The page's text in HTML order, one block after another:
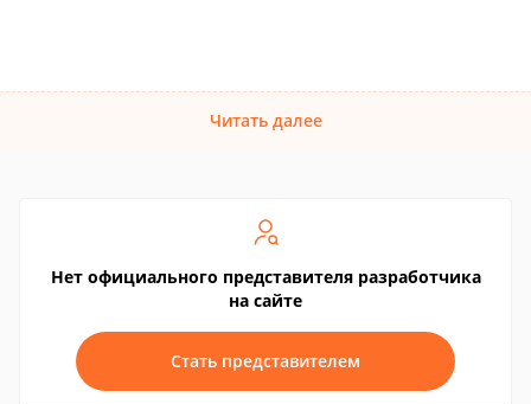
Читать далее
Нет официального представителя разработчика
на сайте
Стать представителем